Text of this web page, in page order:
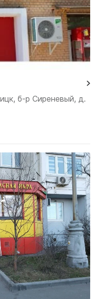
б-р Сиреневый, д.